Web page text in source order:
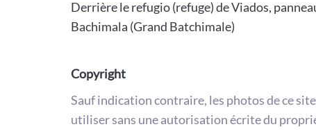
Derrière le refugio (refuge) de Viados,
Bachimala (Grand Batchimale)
Copyright
Sauf indication contraire, les photos de ce
utiliser sans une autorisation écrite du